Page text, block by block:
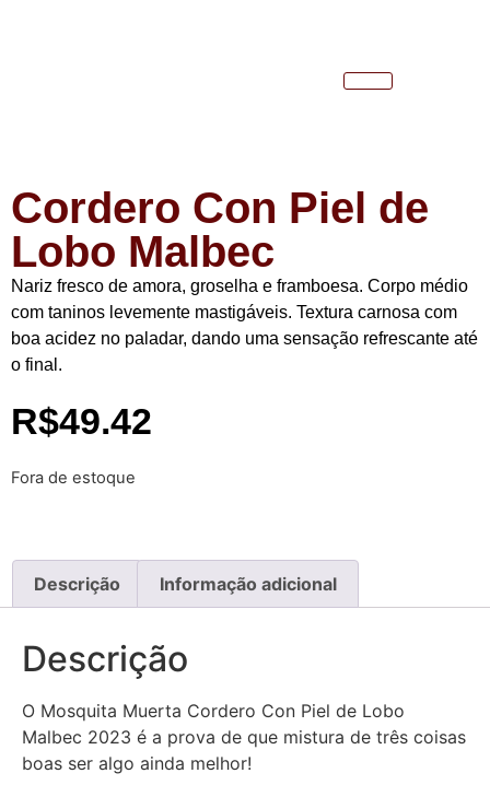
Cordero Con Piel de
Lobo Malbec
Nariz fresco de amora, groselha e framboesa. Corpo médio
com taninos levemente mastigáveis. Textura carnosa com
boa acidez no paladar, dando uma sensação refrescante até
o final.
R$49.42
Fora de estoque
Descrição Informação adicional
Descrição
O Mosquita Muerta Cordero Con Piel de Lobo
Malbec 2023 é a prova de que mistura de três coisas
boas ser algo ainda melhor!